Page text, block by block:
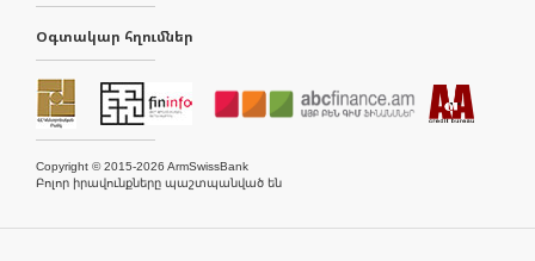
Օգտակար հղումներ
Copyright © 2015-2026 ArmSwissBank
Բոլոր իրավունքները պաշտպանված են